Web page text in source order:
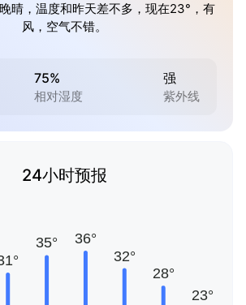
晴，温度和昨天差不多，现在23°，有
风，空气不错。
75%
相对湿度
强
紫外线
24小时预报